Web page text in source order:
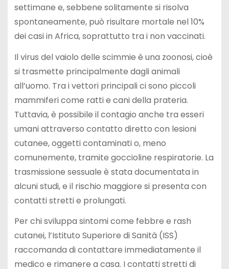
settimane e, sebbene solitamente si risolva
spontaneamente, può risultare mortale nel 10%
dei casi in Africa, soprattutto tra i non vaccinati.
Il virus del vaiolo delle scimmie è una zoonosi, cioè
si trasmette principalmente dagli animali
all’uomo. Tra i vettori principali ci sono piccoli
mammiferi come ratti e cani della prateria.
Tuttavia, è possibile il contagio anche tra esseri
umani attraverso contatto diretto con lesioni
cutanee, oggetti contaminati o, meno
comunemente, tramite goccioline respiratorie. La
trasmissione sessuale è stata documentata in
alcuni studi, e il rischio maggiore si presenta con
contatti stretti e prolungati.
Per chi sviluppa sintomi come febbre e rash
cutanei, l’Istituto Superiore di Sanità (ISS)
raccomanda di contattare immediatamente il
medico e rimanere a casa. I contatti stretti di